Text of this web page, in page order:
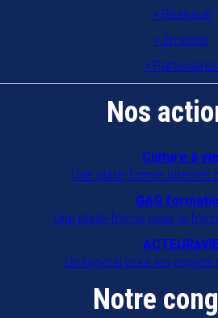
Réseaux
Emplois
Partenaires
Nos
Culture à vie
Une plate-forme Internet
GAG
Une plate-forme pour la
Un logiciel pour les projets
Notre